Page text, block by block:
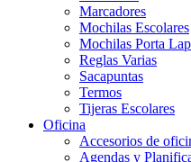
Marcadores
Mochilas Escolares
Mochilas Porta
Reglas Varias
Sacapuntas
Termos
Tijeras Escolares
Oficina
Accesorios de
Agendas y